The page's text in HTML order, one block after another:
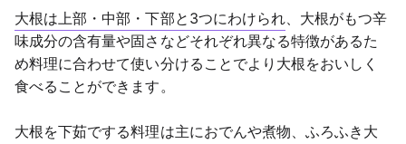
大根は上部・中部・下部と3つにわけられ、大根がもつ辛
味成分の含有量や固さなどそれぞれ異なる特徴があるた
め料理に合わせて使い分けることでより大根をおいしく
食べることができます。
大根を下茹でする料理は主におでんや煮物、ふろふき大